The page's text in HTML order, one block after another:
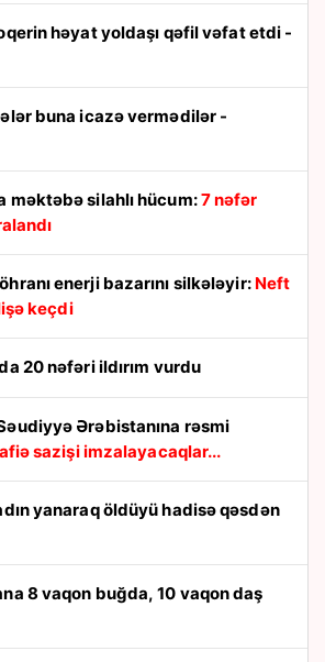
məktəbə silahlı hücum:7 nəfər
enerji bazarını silkələyir: Neft
keçdi
20 nəfəri ildırım vurdu
sazişi imzalayacaqlar...